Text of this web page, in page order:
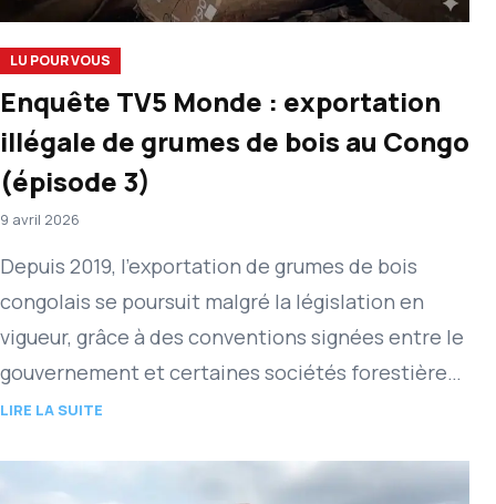
LU POUR VOUS
Enquête TV5 Monde : exportation
illégale de grumes de bois au Congo
(épisode 3)
9 avril 2026
Depuis 2019, l’exportation de grumes de bois
congolais se poursuit malgré la législation en
vigueur, grâce à des conventions signées entre le
gouvernement et certaines sociétés forestières.
Ces accords prévoient des autorisations…
LIRE LA SUITE